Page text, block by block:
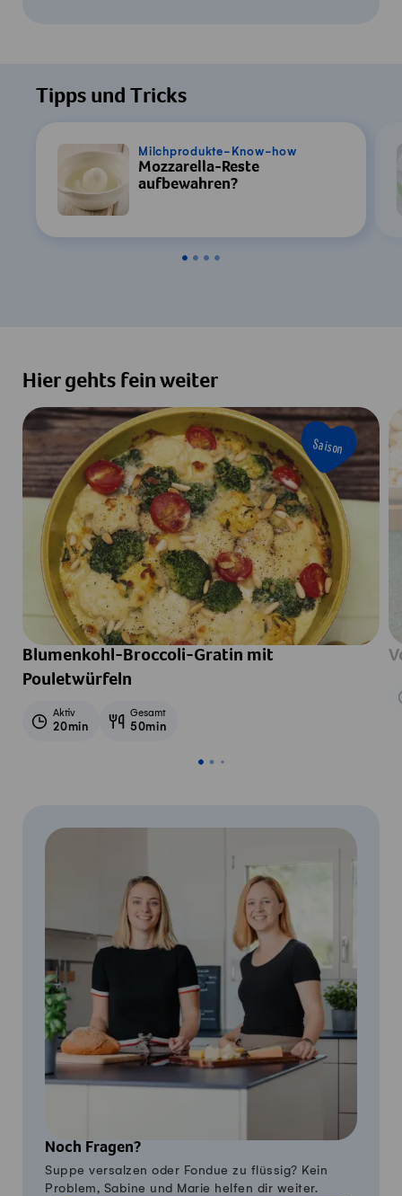
Ihre Zustimmung zur Datenverarbeitung
durch YouTube erforderlich. Details finden
Einstellungen
Tipps und Tricks
Milchprodukte-Know-how
Mozzarella-Reste
aufbewahren?
Hier gehts fein weiter
Saison
Blumenkohl-Broccoli-Gratin mit
Pouletwürfeln
Aktiv
20min
Gesamt
50min
Noch Fragen?
Suppe versalzen oder Fondue zu flüssig? Kein
Problem, Sabine und Marie helfen dir weiter.